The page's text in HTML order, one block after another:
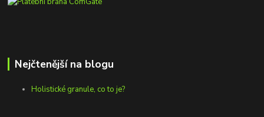
Nejčtenější na blogu
Holistické granule, co to je?